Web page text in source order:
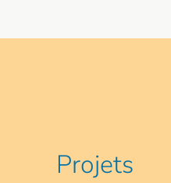
Projets